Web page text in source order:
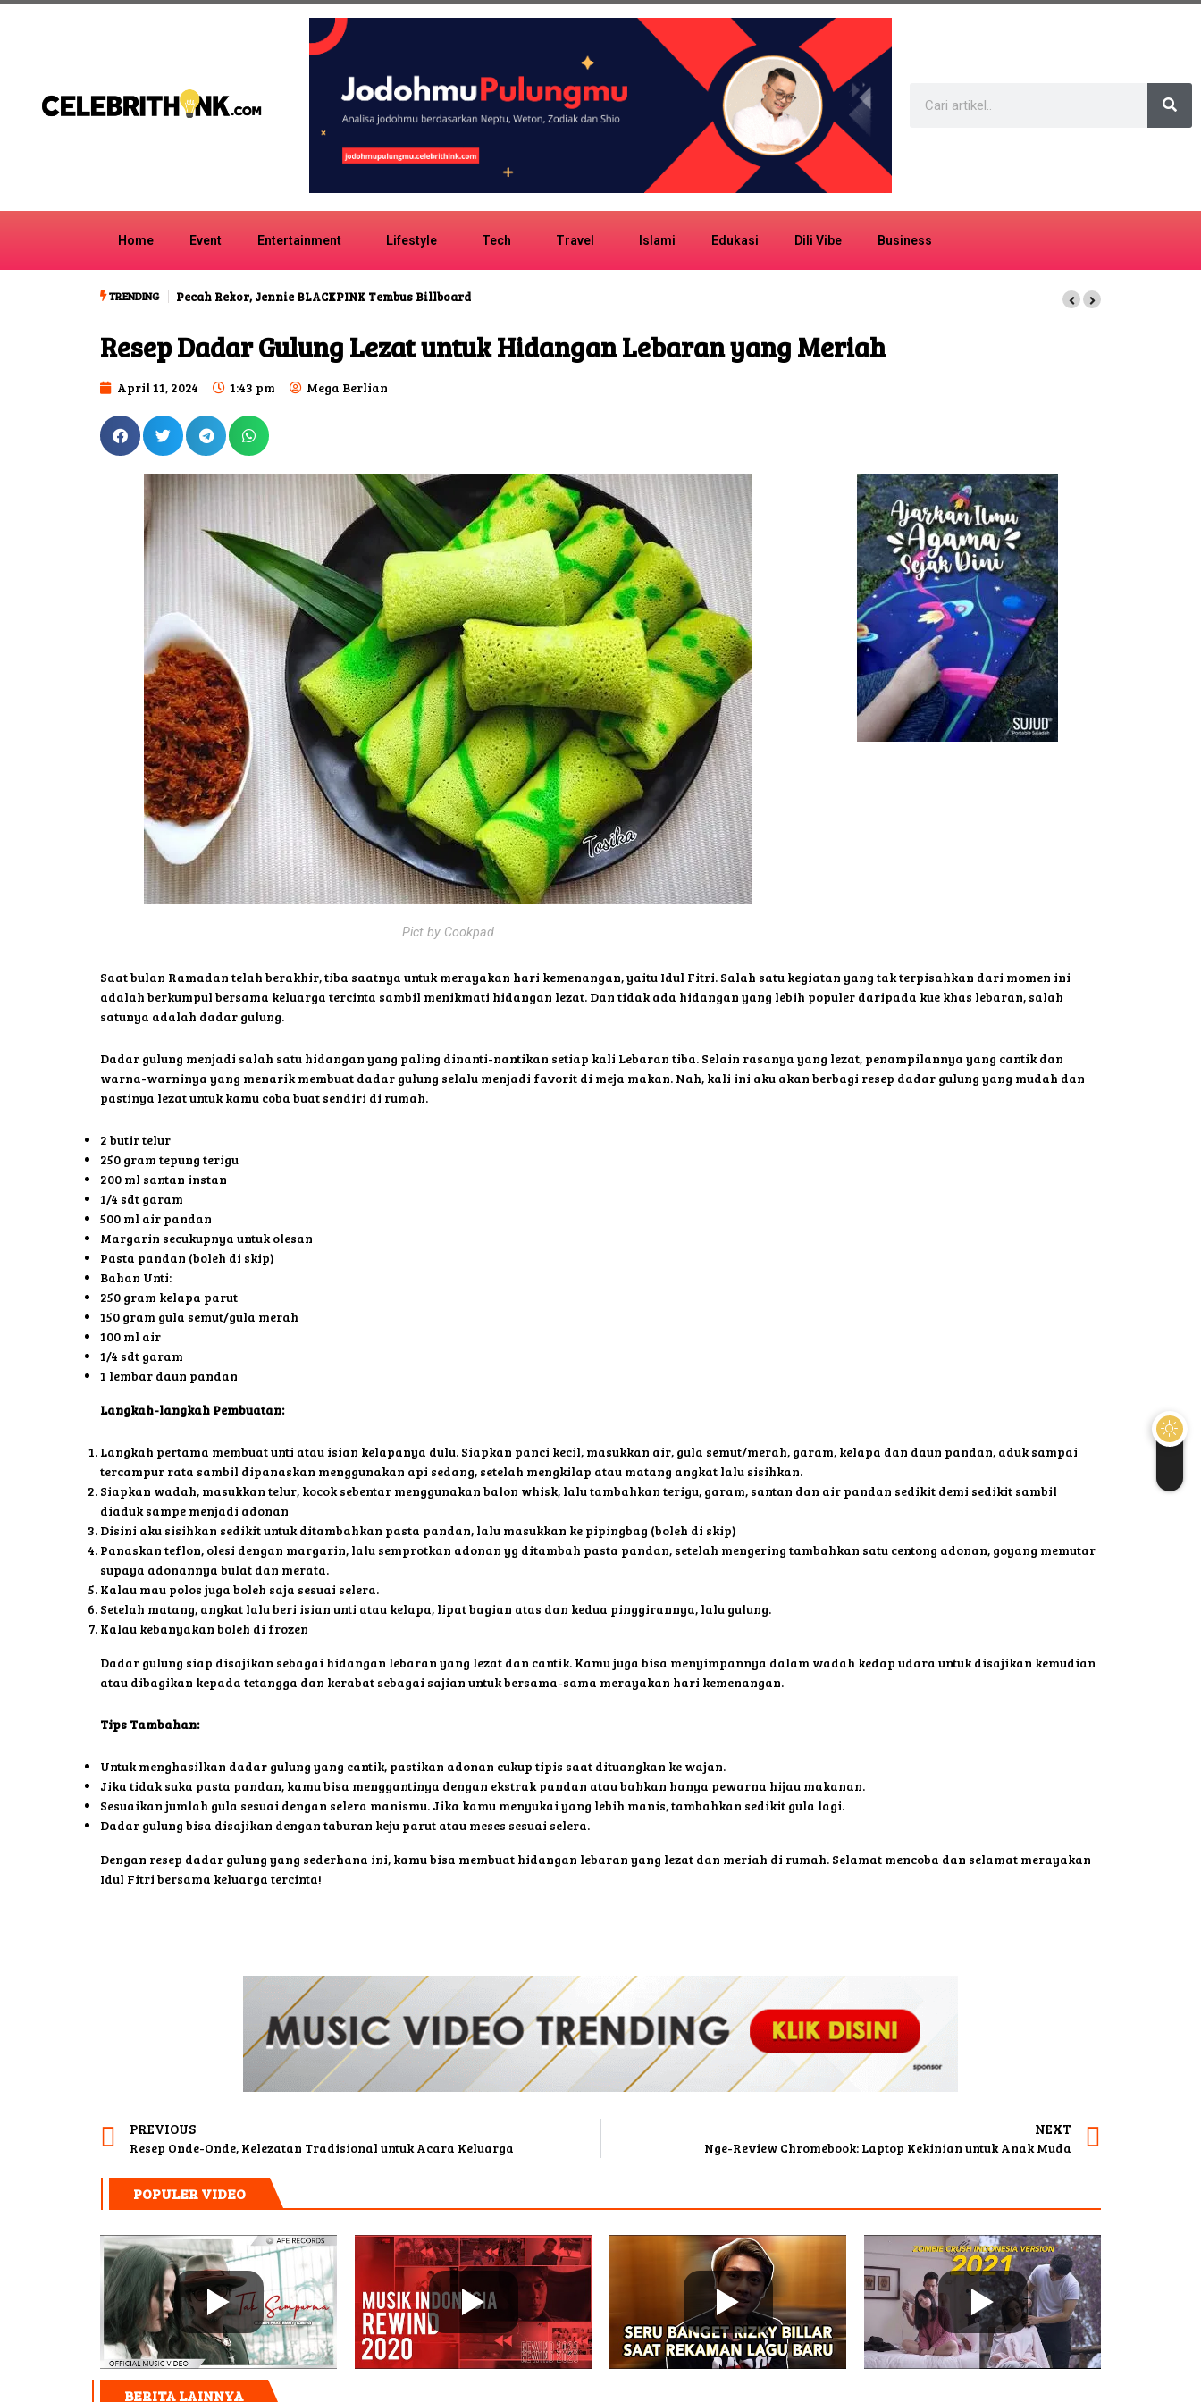
Home Event Entertainment Lifestyle Tech Travel Islami Edukasi Dili Vibe Business
TRENDING Pecah Rekor, Jennie BLACKPINK Tembus Billboard
Resep Dadar Gulung Lezat untuk Hidangan Lebaran yang Meriah
April 11, 2024 1:43 pm Mega Berlian
Pict by Cookpad
Saat bulan Ramadan telah berakhir, tiba saatnya untuk merayakan hari kemenangan, yaitu Idul Fitri. Salah satu kegiatan yang tak terpisahkan dari momen ini
adalah berkumpul bersama keluarga tercinta sambil menikmati hidangan lezat. Dan tidak ada hidangan yang lebih populer daripada kue khas lebaran, salah
satunya adalah dadar gulung.
Dadar gulung menjadi salah satu hidangan yang paling dinanti-nantikan setiap kali Lebaran tiba. Selain rasanya yang lezat, penampilannya yang cantik dan
warna-warninya yang menarik membuat dadar gulung selalu menjadi favorit di meja makan. Nah, kali ini aku akan berbagi resep dadar gulung yang mudah dan
pastinya lezat untuk kamu coba buat sendiri di rumah.
2 butir telur
250 gram tepung terigu
200 ml santan instan
1/4 sdt garam
500 ml air pandan
Margarin secukupnya untuk olesan
Pasta pandan (boleh di skip)
Bahan Unti:
250 gram kelapa parut
150 gram gula semut/gula merah
100 ml air
1/4 sdt garam
1 lembar daun pandan
Langkah-langkah Pembuatan:
Langkah pertama membuat unti atau isian kelapanya dulu. Siapkan panci kecil, masukkan air, gula semut/merah, garam, kelapa dan daun pandan, aduk sampai
tercampur rata sambil dipanaskan menggunakan api sedang, setelah mengkilap atau matang angkat lalu sisihkan.
Siapkan wadah, masukkan telur, kocok sebentar menggunakan balon whisk, lalu tambahkan terigu, garam, santan dan air pandan sedikit demi sedikit sambil
diaduk sampe menjadi adonan
Disini aku sisihkan sedikit untuk ditambahkan pasta pandan, lalu masukkan ke pipingbag (boleh di skip)
Panaskan teflon, olesi dengan margarin, lalu semprotkan adonan yg ditambah pasta pandan, setelah mengering tambahkan satu centong adonan, goyang memutar
supaya adonannya bulat dan merata.
Kalau mau polos juga boleh saja sesuai selera.
Setelah matang, angkat lalu beri isian unti atau kelapa, lipat bagian atas dan kedua pinggirannya, lalu gulung.
Kalau kebanyakan boleh di frozen
Dadar gulung siap disajikan sebagai hidangan lebaran yang lezat dan cantik. Kamu juga bisa menyimpannya dalam wadah kedap udara untuk disajikan kemudian
atau dibagikan kepada tetangga dan kerabat sebagai sajian untuk bersama-sama merayakan hari kemenangan.
Tips Tambahan:
Untuk menghasilkan dadar gulung yang cantik, pastikan adonan cukup tipis saat dituangkan ke wajan.
Jika tidak suka pasta pandan, kamu bisa menggantinya dengan ekstrak pandan atau bahkan hanya pewarna hijau makanan.
Sesuaikan jumlah gula sesuai dengan selera manismu. Jika kamu menyukai yang lebih manis, tambahkan sedikit gula lagi.
Dadar gulung bisa disajikan dengan taburan keju parut atau meses sesuai selera.
Dengan resep dadar gulung yang sederhana ini, kamu bisa membuat hidangan lebaran yang lezat dan meriah di rumah. Selamat mencoba dan selamat merayakan
Idul Fitri bersama keluarga tercinta!
PREVIOUS
Resep Onde-Onde, Kelezatan Tradisional untuk Acara Keluarga
NEXT
Nge-Review Chromebook: Laptop Kekinian untuk Anak Muda
POPULER VIDEO
BERITA LAINNYA